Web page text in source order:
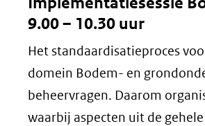
9.00 – 10.30 uur
Het standaardisatieproces
domein Bodem- en
beheervragen. Daarom
waarbij aspecten uit de